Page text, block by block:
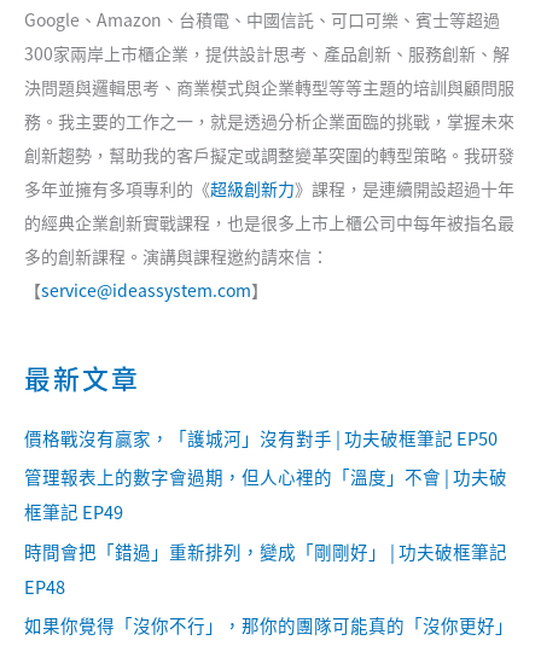
Google、Amazon、台積電、中國信託、可口可樂、賓士等超過
300家兩岸上市櫃企業，提供設計思考、產品創新、服務創新、解
決問題與邏輯思考、商業模式與企業轉型等等主題的培訓與顧問服
務。我主要的工作之一，就是透過分析企業面臨的挑戰，掌握未來
創新趨勢，幫助我的客戶擬定或調整變革突圍的轉型策略。我研發
多年並擁有多項專利的《超級創新力》課程，是連續開設超過十年
的經典企業創新實戰課程，也是很多上市上櫃公司中每年被指名最
多的創新課程。演講與課程邀約請來信：
【service@ideassystem.com】
最新文章
價格戰沒有贏家，「護城河」沒有對手 | 功夫破框筆記 EP50
管理報表上的數字會過期，但人心裡的「溫度」不會 | 功夫破
框筆記 EP49
時間會把「錯過」重新排列，變成「剛剛好」 | 功夫破框筆記
EP48
如果你覺得「沒你不行」，那你的團隊可能真的「沒你更好」